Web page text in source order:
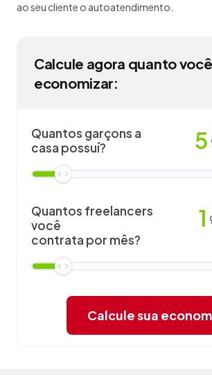
ao seu cliente o autoatendimento.
Calcule agora quanto
economizar:
Quantos garçons a
casa possuí?
5
Quantos freelancers
você
contrata por mês?
1
Calcule sua